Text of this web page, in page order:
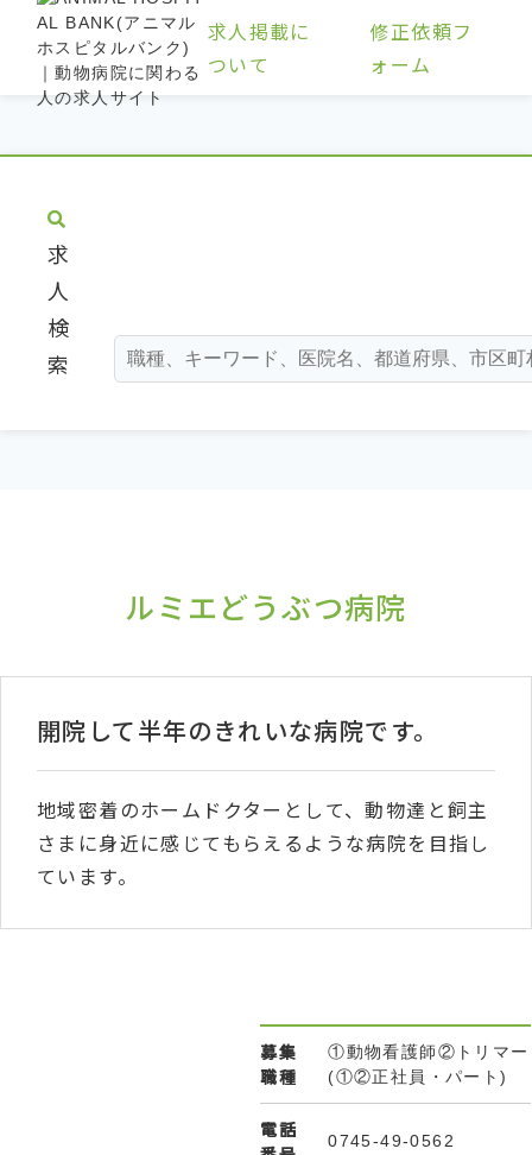
求人掲載に
ついて
修正依頼フ
ォーム
求
人
検
索
ルミエどうぶつ病院
開院して半年のきれいな病院です。
地域密着のホームドクターとして、動物達と飼主
さまに身近に感じてもらえるような病院を目指し
ています。
募集
職種
①動物看護師②トリマー
(①②正社員・パート)
電話
0745-49-0562